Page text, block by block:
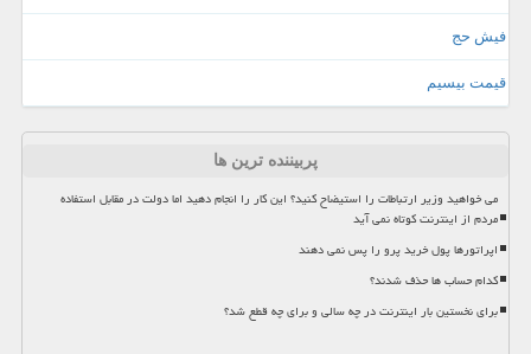
فیش حج
قیمت بیسیم
پربیننده ترین ها
می خواهید وزیر ارتباطات را استیضاح کنید؟ این کار را انجام دهید اما دولت در مقابل استفاده
مردم از اینترنت کوتاه نمی آید
اپراتورها پول خرید پرو را پس نمی دهند
کدام حساب ها حذف شدند؟
برای نخستین بار اینترنت در چه سالی و برای چه قطع شد؟